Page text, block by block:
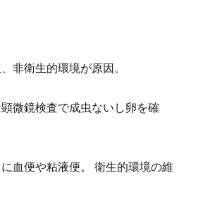
非衛生的環境が原因。
微鏡検査で成虫ないし卵を確
血便や粘液便。 衛生的環境の維